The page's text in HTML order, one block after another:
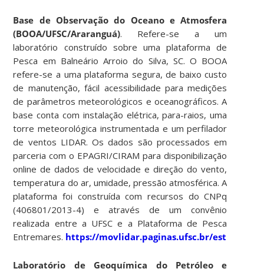
Base de Observação do Oceano e Atmosfera
(BOOA/UFSC/Araranguá). Refere-se a um
laboratório construído sobre uma plataforma de
Pesca em Balneário Arroio do Silva, SC. O BOOA
refere-se a uma plataforma segura, de baixo custo
de manutenção, fácil acessibilidade para medições
de parâmetros meteorológicos e oceanográficos. A
base conta com instalação elétrica, para-raios, uma
torre meteorológica instrumentada e um perfilador
de ventos LIDAR. Os dados são processados em
parceria com o EPAGRI/CIRAM para disponibilização
online de dados de velocidade e direção do vento,
temperatura do ar, umidade, pressão atmosférica. A
plataforma foi construída com recursos do CNPq
(406801/2013-4) e através de um convênio
realizada entre a UFSC e a Plataforma de Pesca
Entremares. https://movlidar.paginas.ufsc.br/
Laboratório de Geoquímica do Petróleo e